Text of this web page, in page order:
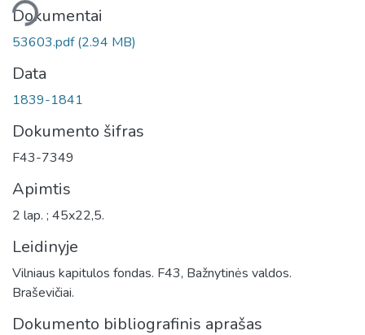
Dokumentai
53603.pdf(2.94 MB)
Data
1839-1841
Dokumento šifras
F43-7349
Apimtis
2 lap. ; 45x22,5.
Leidinyje
Vilniaus kapitulos fondas. F43, Bažnytinės valdos.
Braševičiai.
Dokumento bibliografinis aprašas